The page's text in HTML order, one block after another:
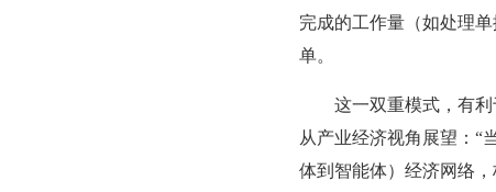
完成的工作量（如处理
单。
这一双重模式，有利
从产业经济视角展望：“
体到智能体）经济网络